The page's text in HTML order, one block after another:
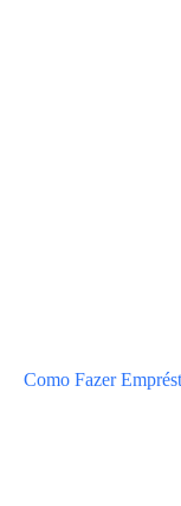
Como Fazer